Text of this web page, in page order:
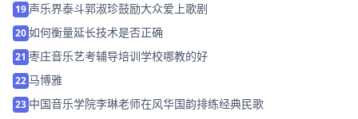
19 声乐界泰斗郭淑珍鼓励大众爱上歌剧
20如何衡量延长技术是否正确
21 枣庄音乐艺考辅导培训学校哪教的好
22马博雅
23 中国音乐学院李琳老师在风华国韵排练经典民歌